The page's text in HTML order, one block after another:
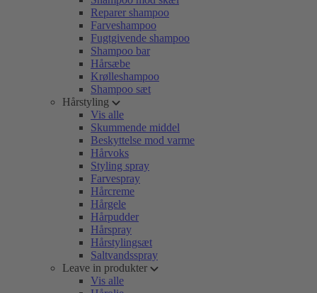
Reparer shampoo
Farveshampoo
Fugtgivende shampoo
Shampoo bar
Hårsæbe
Krølleshampoo
Shampoo sæt
Hårstyling
Vis alle
Skummende middel
Beskyttelse mod varme
Hårvoks
Styling spray
Farvespray
Hårcreme
Hårgele
Hårpudder
Hårspray
Hårstylingsæt
Saltvandsspray
Leave in produkter
Vis alle